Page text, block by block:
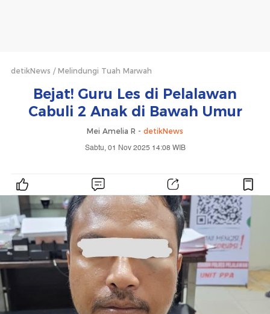
detikNews Melindungi Tuah Marwah
Bejat! Guru Les di Pelalawan
Cabuli 2 Anak di Bawah Umur
Mei Amelia R - detikNews
Sabtu, 01 Nov 2025 14:08 WIB